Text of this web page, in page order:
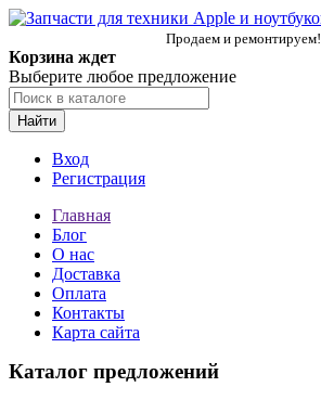
Продаем и ремонтируем!
Корзина ждет
Выберите любое предложение
Найти
Вход
Регистрация
Главная
Блог
О нас
Доставка
Оплата
Контакты
Карта сайта
Каталог предложений